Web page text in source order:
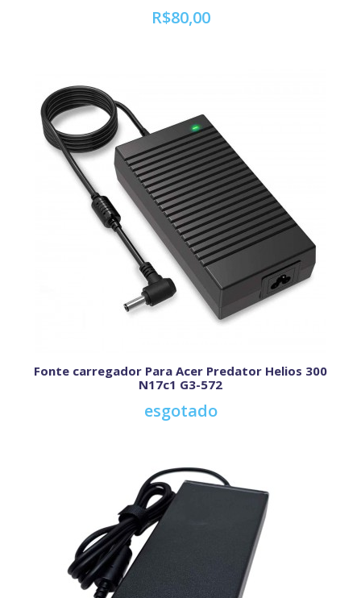
R$80,00
Fonte carregador Para Acer Predator Helios 300
N17c1 G3-572
esgotado